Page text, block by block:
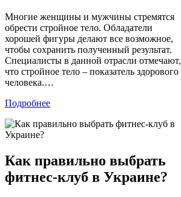
Многие женщины и мужчины стремятся
обрести стройное тело. Обладатели
хорошей фигуры делают все возможное,
чтобы сохранить полученный результат.
Специалисты в данной отрасли отмечают,
что стройное тело – показатель здорового
человека.…
Подробнее
Как правильно выбрать
фитнес-клуб в Украине?